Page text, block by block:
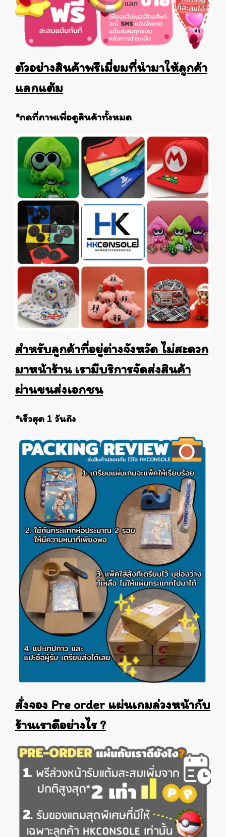
ตัวอย่างสินค้าพรีเมี่ยมที่นำมาให้ลูกค้า
แลกแต้ม
*กดที่ภาพเพื่อดูสินค้าทั้งหมด
สำหรับลูกค้าที่อยู่ต่างจังหวัด ไม่สะดวก
มาหน้าร้าน เรามีบริการจัดส่งสินค้า
ผ่านขนส่งเอกชน
*เร็วสุด 1 วันถึง
สั่งจอง Pre order แผ่นเกมล่วงหน้ากับ
ร้านเราดีอย่างไร ?